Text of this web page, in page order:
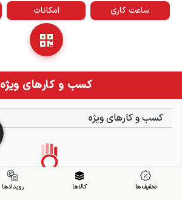
ساعت کاری امکانات
کسب و کارهای ویژه
کسب و کارهای ویژه
تخفیف ها کالاها رویدادها